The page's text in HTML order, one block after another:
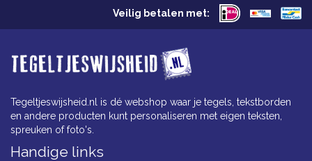
Veilig betalen met:
Tegeltjeswijsheid.nl is dé webshop waar je tegels, tekstborden
en andere producten kunt personaliseren met eigen teksten,
spreuken of foto's.
Handige links